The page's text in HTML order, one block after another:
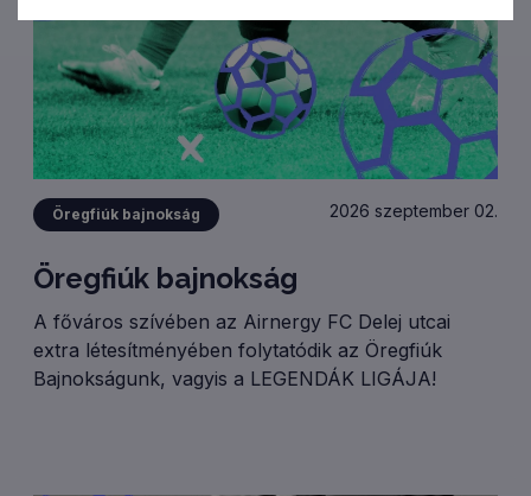
Öregfiúk bajnokság 2026 szeptember 02.
Öregfiúk bajnokság
A főváros szívében az Airnergy FC Delej utcai
extra létesítményében folytatódik az Öregfiúk
Bajnokságunk, vagyis a LEGENDÁK LIGÁJA!